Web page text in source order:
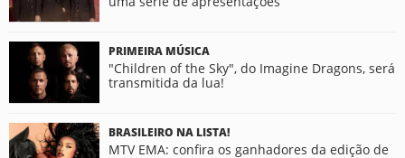
PRIMEIRA MÚSICA
"Children of the Sky", do Imagine Dragons, será
transmitida da lua!
BRASILEIRO NA LISTA!
MTV EMA: confira os ganhadores da edição de